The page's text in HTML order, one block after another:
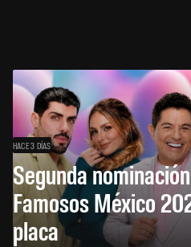
HACE 3 DÍAS
Segunda
Famosos México
placa